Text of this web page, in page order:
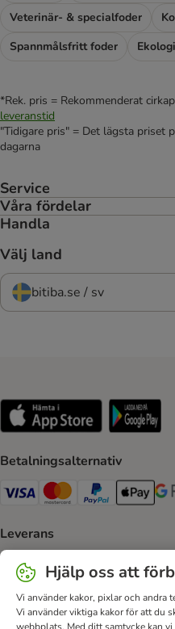
Veterinär- & specialfoder
Spannmålsfritt foder
*Rek. pris = Rekommenderat
leveranstid
"Tidigare pris" = Det lägsta priset
dagarna
Service
Våra fördelar
Handla
Välj land
bitiba.se / sv
Betalningsalternativ
VISA Payment Method
Mastercard Payment
Paypal Payment
Apple Pay
Leverans
Säker betalning
Hjälp oss att
Vi använder kakor, pixlar och andra
Vi använder viktiga kakor för att du